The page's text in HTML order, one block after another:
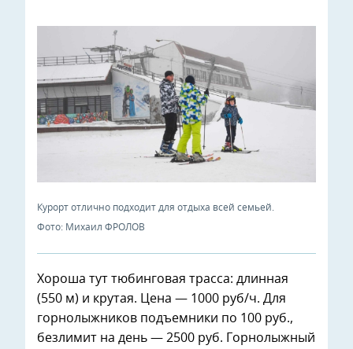
Курорт отлично подходит для отдыха всей семьей.
Фото: Михаил ФРОЛОВ
Хороша тут тюбинговая трасса: длинная
(550 м) и крутая. Цена — 1000 руб/ч. Для
горнолыжников подъемники по 100 руб.,
безлимит на день — 2500 руб. Горнолыжный